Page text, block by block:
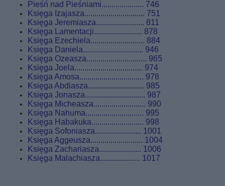
Pieśń nad Pieśniami..................... 746
Księga Izajasza.............................. 751
Księga Jeremiasza........................ 811
Księga Lamentacji........................ 878
Księga Ezechiela........................... 884
Księga Daniela.............................. 946
Księga Ozeasza.............................. 965
Księga Joela.................................. 974
Księga Amosa................................ 978
Księga Abdiasza............................ 985
Księga Jonasza.............................. 987
Księga Micheasza.......................... 990
Księga Nahuma............................. 995
Księga Habakuka.......................... 998
Księga Sofoniasza....................... 1001
Księga Aggeusza.......................... 1004
Księga Zachariasza..................... 1006
Księga Malachiasza.................... 1017